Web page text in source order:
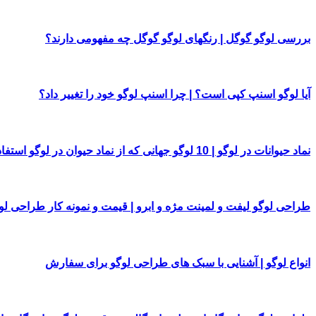
بررسی لوگو گوگل | رنگهای لوگو گوگل چه مفهومی دارند؟
آیا لوگو اسنپ کپی است؟ | چرا اسنپ لوگو خود را تغییر داد؟
نماد حیوانات در لوگو | 10 لوگو جهانی که از نماد حیوان در لوگو استفاده کرده اند
طراحی لوگو لیفت و لمینت مژه و ابرو | قیمت و نمونه کار طراحی
انواع لوگو | آشنایی با سبک های طراحی لوگو برای سفارش